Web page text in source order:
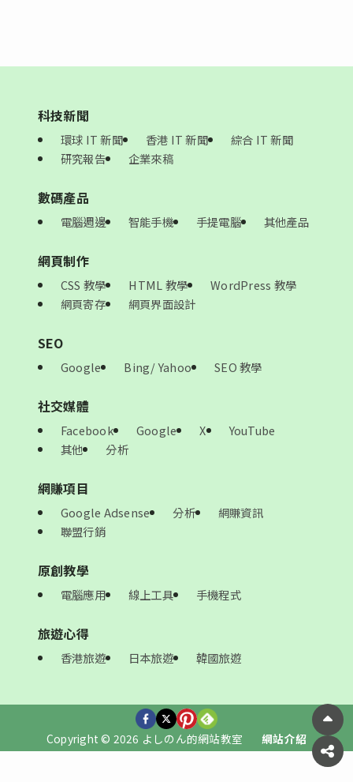
科技新聞
環球 IT 新聞 香港 IT 新聞
綜合 IT 新聞
研究報告
企業來稿
數碼產品
電腦週邊 智能手機 手提電腦 其他產品
網頁制作
CSS 教學 HTML 教學
WordPress 教學
網頁寄存
網頁界面設計
SEO
Google Bing/ Yahoo SEO 教學
社交媒體
Facebook Google X
YouTube
其他
分析
網賺項目
Google Adsense 分析
網賺資訊
聯盟行銷
原創教學
電腦應用 線上工具 手機程式
旅遊心得
香港旅遊 日本旅遊 韓國旅遊
Copyright © 2026 よしのん的網站教室 網站介紹